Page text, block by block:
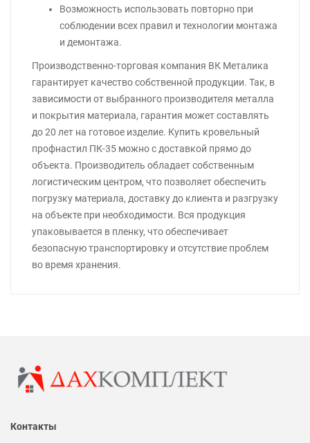
Возможность использовать повторно при
соблюдении всех правил и технологии монтажа
и демонтажа.
Производственно-торговая компания ВК Металика
гарантирует качество собственной продукции. Так, в
зависимости от выбранного производителя металла
и покрытия материала, гарантия может составлять
до 20 лет на готовое изделие. Купить кровельный
профнастил ПК-35 можно с доставкой прямо до
объекта. Производитель обладает собственным
логистическим центром, что позволяет обеспечить
погрузку материала, доставку до клиента и разгрузку
на объекте при необходимости. Вся продукция
упаковывается в пленку, что обеспечивает
безопасную транспортировку и отсутствие проблем
во время хранения.
Контакты